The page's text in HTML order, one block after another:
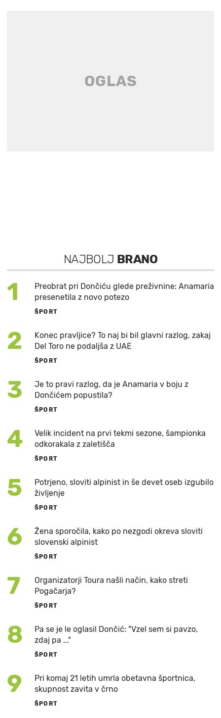
NAJBOLJ BRANO
1
Preobrat pri Dončiću glede preživnine: Anamaria
presenetila z novo potezo
ŠPORT
2
Konec pravljice? To naj bi bil glavni razlog, zakaj
Del Toro ne podaljša z UAE
ŠPORT
3
Je to pravi razlog, da je Anamaria v boju z
Dončićem popustila?
ŠPORT
4
Velik incident na prvi tekmi sezone, šampionka
odkorakala z zaletišča
ŠPORT
5
Potrjeno, sloviti alpinist in še devet oseb izgubilo
življenje
ŠPORT
6
Žena sporočila, kako po nezgodi okreva sloviti
slovenski alpinist
ŠPORT
7
Organizatorji Toura našli način, kako streti
Pogačarja?
ŠPORT
8
Pa se je le oglasil Dončić: "Vzel sem si pavzo,
zdaj pa ..."
ŠPORT
9
Pri komaj 21 letih umrla obetavna športnica,
skupnost zavita v črno
ŠPORT